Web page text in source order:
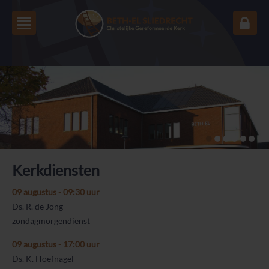
1 2 3 4 5
Kerkdiensten
09 augustus - 09:30 uur
Ds. R. de Jong
zondagmorgendienst
09 augustus - 17:00 uur
Ds. K. Hoefnagel